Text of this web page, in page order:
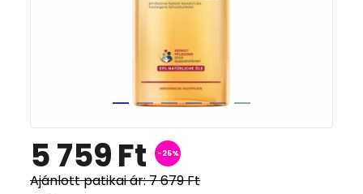
5 759Ft -25%
Ajánlott patikai ár:7 679Ft